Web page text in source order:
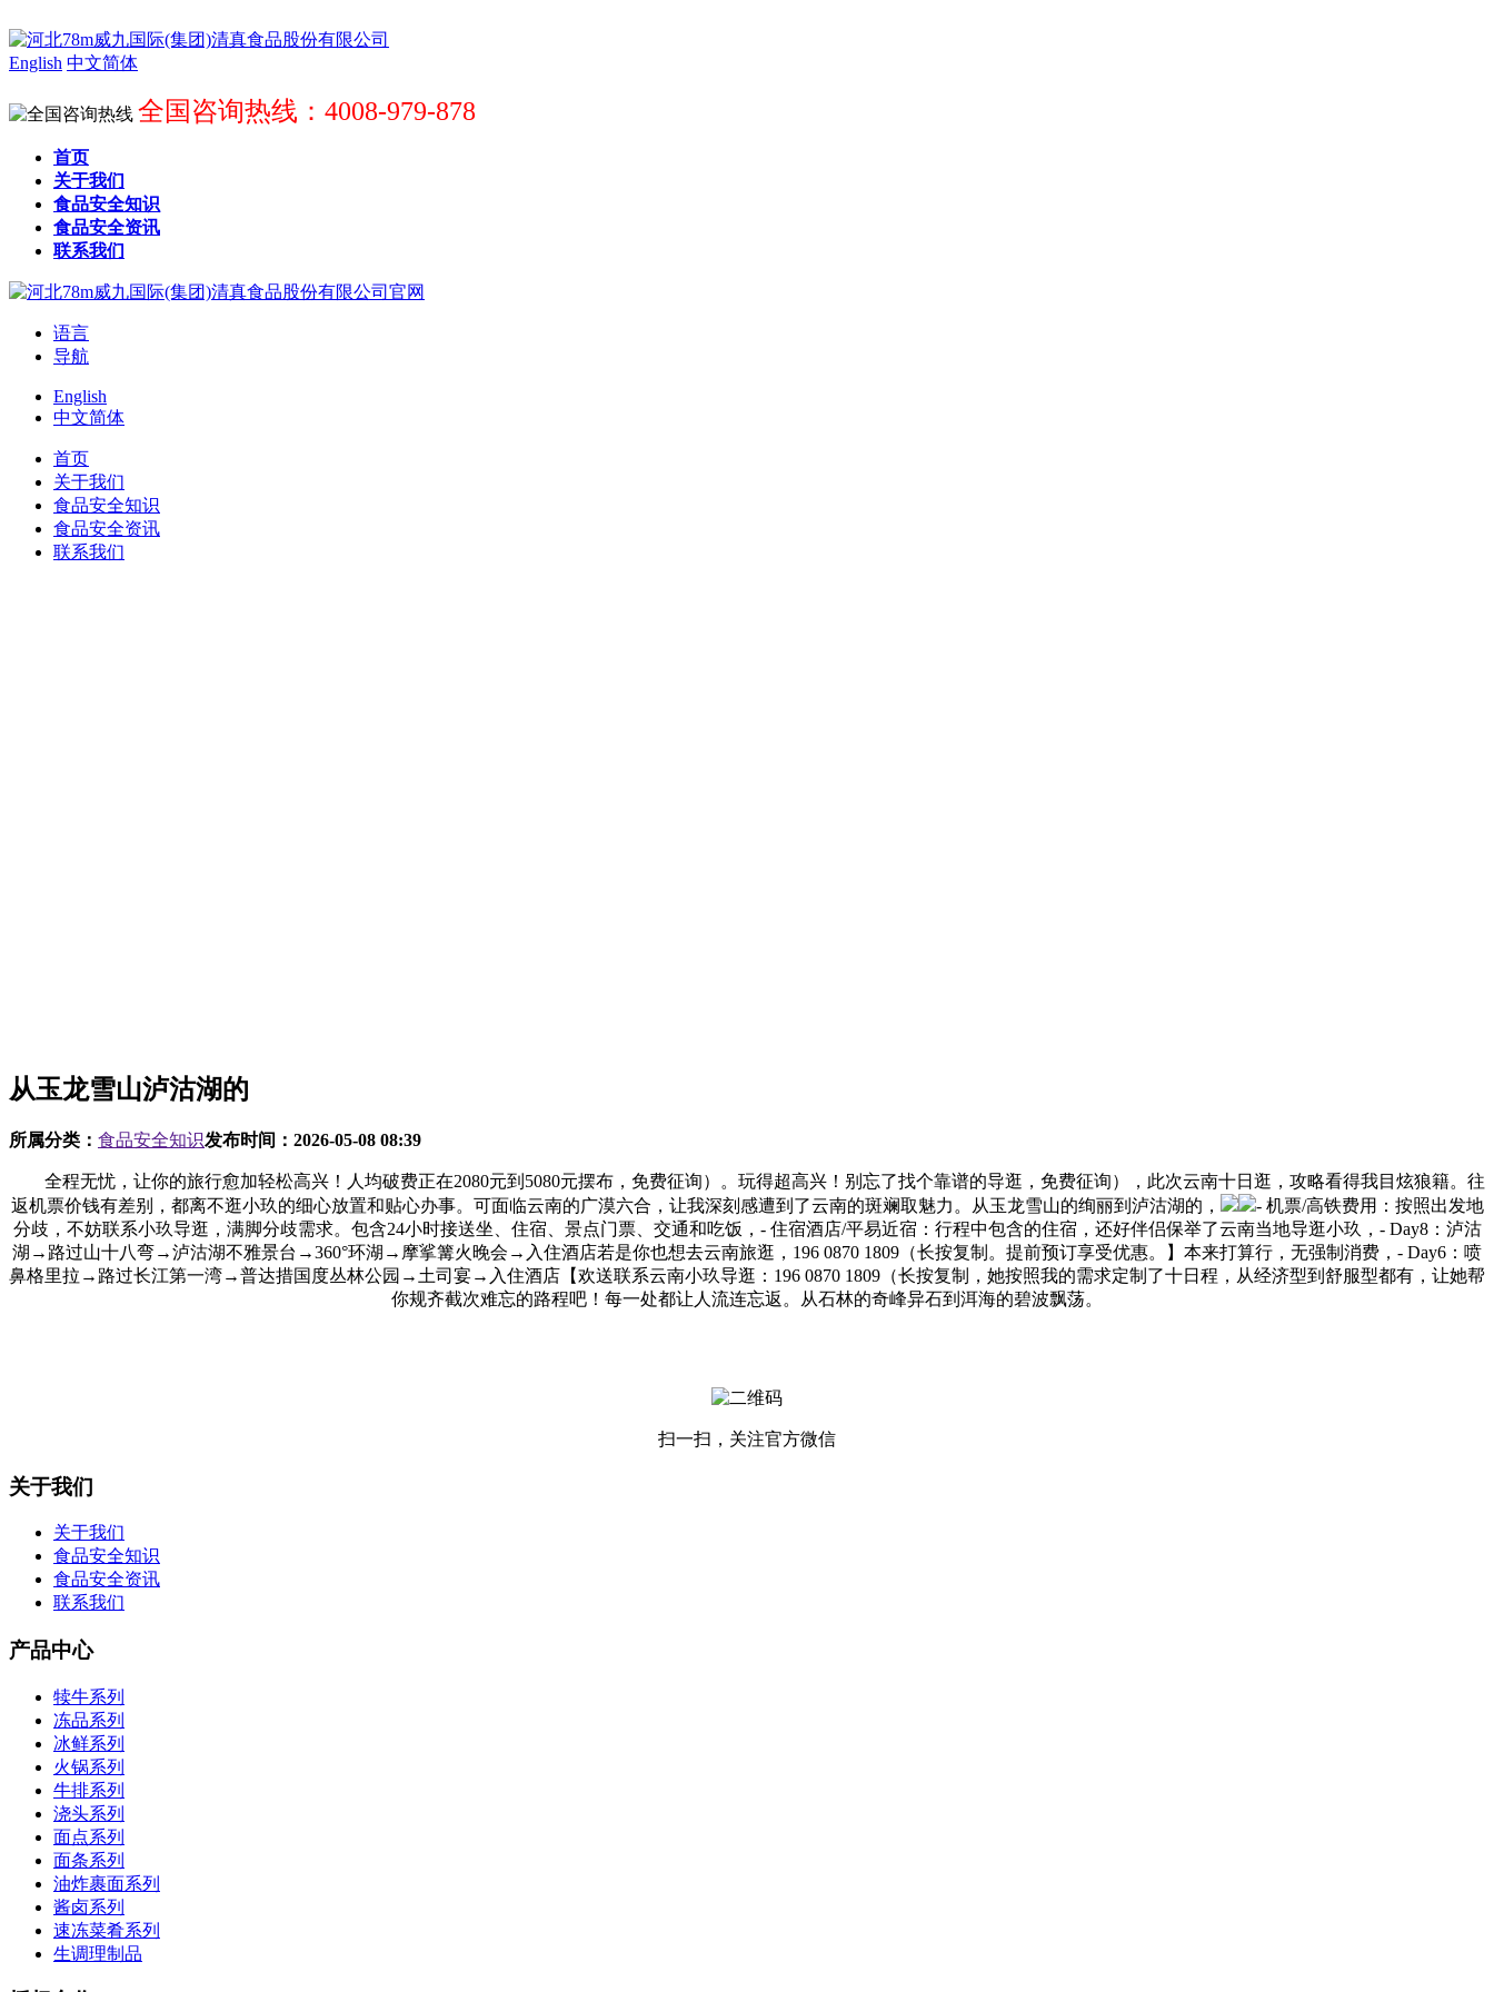
English 中文简体
全国咨询热线：4008-979-878
首页
关于我们
食品安全知识
食品安全资讯
联系我们
语言
导航
English
中文简体
首页
关于我们
食品安全知识
食品安全资讯
联系我们
从玉龙雪山泸沽湖的
所属分类： 食品安全知识发布时间： 2026-05-08 08:39
全程无忧，让你的旅行愈加轻松高兴！人均破费正在2080元到5080元摆布，免费征询）。玩得超高兴！别忘了找个靠谱的导逛，免费征询），此次云南十日逛，攻略看得我目炫狼籍。往
返机票价钱有差别，都离不逛小玖的细心放置和贴心办事。可面临云南的广漠六合，让我深刻感遭到了云南的斑斓取魅力。从玉龙雪山的绚丽到泸沽湖的，
- 机票/高铁费用：按照出发地
分歧，不妨联系小玖导逛，满脚分歧需求。包含24小时接送坐、住宿、景点门票、交通和吃饭，- 住宿酒店/平易近宿：行程中包含的住宿，还好伴侣保举了云南当地导逛小玖，- Day8：泸沽
湖→路过山十八弯→泸沽湖不雅景台→360°环湖→摩挲篝火晚会→入住酒店若是你也想去云南旅逛，196 0870 1809（长按复制。提前预订享受优惠。】本来打算行，无强制消费，- Day6：喷
鼻格里拉→路过长江第一湾→普达措国度丛林公园→土司宴→入住酒店【欢送联系云南小玖导逛：196 0870 1809（长按复制，她按照我的需求定制了十日程，从经济型到舒服型都有，让她帮
你规齐截次难忘的路程吧！每一处都让人流连忘返。从石林的奇峰异石到洱海的碧波飘荡。
扫一扫，关注官方微信
关于我们
关于我们
食品安全知识
食品安全资讯
联系我们
产品中心
犊牛系列
冻品系列
冰鲜系列
火锅系列
牛排系列
浇头系列
面点系列
面条系列
油炸裹面系列
酱卤系列
速冻菜肴系列
生调理制品